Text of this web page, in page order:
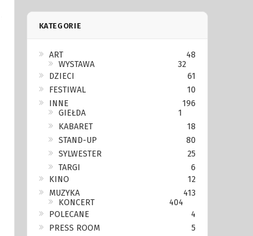
KATEGORIE
ART
48
WYSTAWA
32
DZIECI
61
FESTIWAL
10
INNE
196
GIEŁDA
1
KABARET
18
STAND-UP
80
SYLWESTER
25
TARGI
6
KINO
12
MUZYKA
413
KONCERT
404
POLECANE
4
PRESS ROOM
5